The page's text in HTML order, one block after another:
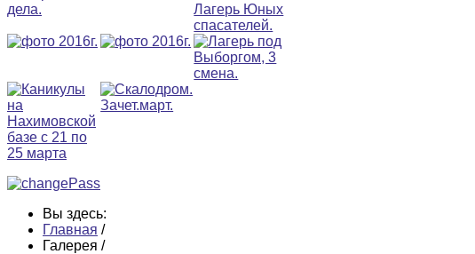
Вы здесь:
Главная /
Галерея /